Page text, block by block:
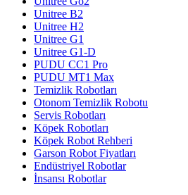
Unitree B2
Unitree H2
Unitree G1
Unitree G1-D
PUDU CC1 Pro
PUDU MT1 Max
Temizlik Robotları
Otonom Temizlik Robotu
Servis Robotları
Köpek Robotları
Köpek Robot Rehberi
Garson Robot Fiyatları
Endüstriyel Robotlar
İnsansı Robotlar